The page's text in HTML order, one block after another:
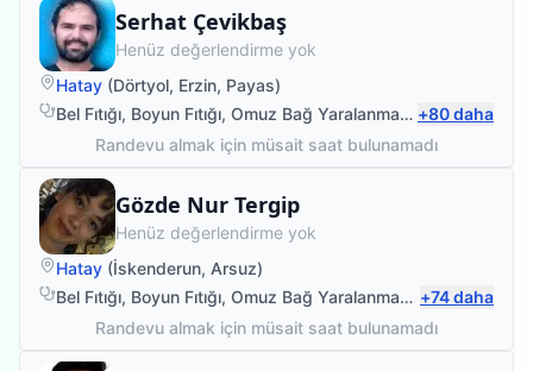
Serhat Çevikbaş
Fizyoterapist
Henüz değerlendirme yok
Hatay (Dörtyol, Erzin, Payas)
Bel Fıtığı, Boyun Fıtığı, Omuz Bağ Yaralanması ,Protez
+80daha
Randevu almak için müsait saat bulunamadı
Gözde Nur Tergip
Fizyoterapist
Henüz değerlendirme yok
Hatay (İskenderun, Arsuz)
Bel Fıtığı, Boyun Fıtığı, Omuz Bağ Yaralanması ,Protez
+74daha
Randevu almak için müsait saat bulunamadı